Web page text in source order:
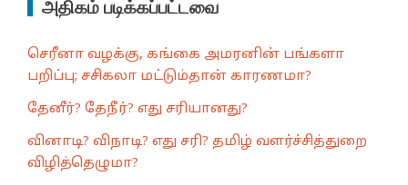
அதிகம் படிக்கப்பட்டவை
செரீனா வழக்கு, கங்கை அமரனின் பங்களா
பறிப்பு; சசிகலா மட்டும்தான் காரணமா?
தேனீர்? தேநீர்? எது சரியானது?
வினாடி? விநாடி? எது சரி? தமிழ் வளர்ச்சித்துறை
விழித்தெழுமா?